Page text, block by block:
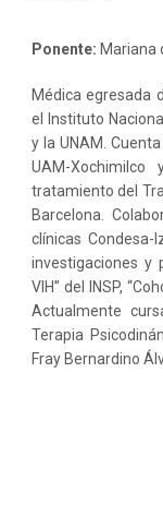
Ponente: Mariana
Médica egresada
el Instituto
y la UNAM.
UAM-
tratamiento del
Barcelona.
clínicas Condesa-
investigaciones y
VIH” del INSP,
Actualmente
Terapia
Fray Bernardino